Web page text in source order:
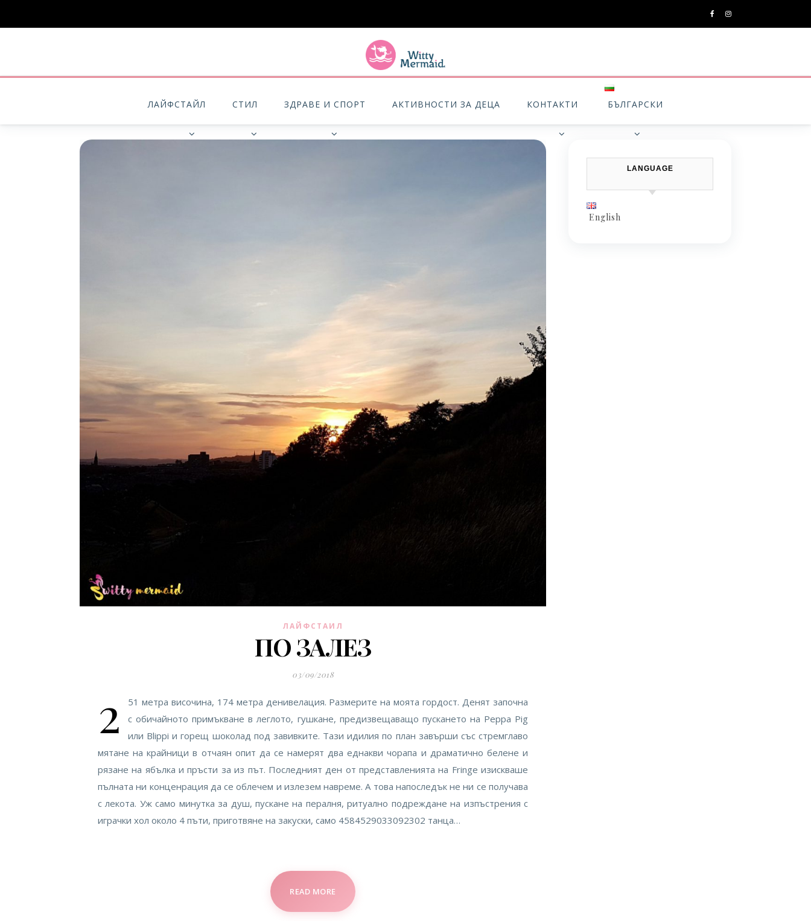
ЛАЙФСТАЙЛ СТИЛ ЗДРАВЕ И СПОРТ АКТИВНОСТИ ЗА ДЕЦА КОНТАКТИ БЪЛГАРСКИ
ЛАЙФСТАИЛ
ПО ЗАЛЕЗ
03/09/2018
2
51 метра височина, 174 метра денивелация. Размерите на моята гордост. Денят започна
с обичайното примъкване в леглото, гушкане, предизвещаващо пускането на Peppa Pig
или Blippi и горещ шоколад под завивките. Тази идилия по план завърши със стремглаво
мятане на крайници в отчаян опит да се намерят два еднакви чорапа и драматично белене и
рязане на ябълка и пръсти за из път. Последният ден от представленията на Fringe изискваше
пълната ни конценрация да се облечем и излезем навреме. А това напоследък не ни се получава
с лекота. Уж само минутка за душ, пускане на пералня, ритуално подреждане на изпъстрения с
играчки хол около 4 пъти, приготвяне на закуски, само 4584529033092302 танца…
READ MORE
LANGUAGE
English